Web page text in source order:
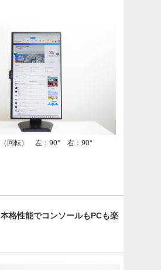
（回転） 左：90° 右：90°
格性能でコンソールもPCも楽